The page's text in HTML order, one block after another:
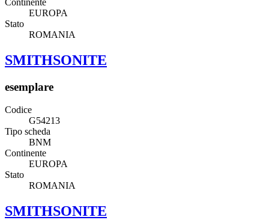
EUROPA
Stato
ROMANIA
SMITHSONITE
esemplare
Codice
G54213
Tipo scheda
BNM
Continente
EUROPA
Stato
ROMANIA
SMITHSONITE